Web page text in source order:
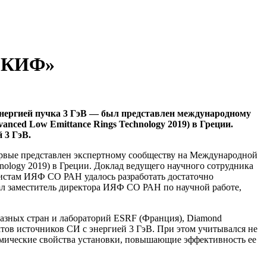
пучка 3 ГэВ — был представлен международному
Low Emittance Rings Technology 2019) в Греции.
3 ГэВ.
представлен экспертному сообществу на Международной
2019) в Греции. Доклад ведущего научного сотрудника
ИЯФ СО РАН удалось разработать достаточно
директора ИЯФ СО РАН по научной работе,
стран и лабораторий ESRF (Франция), Diamond
источников СИ с энергией 3 ГэВ. При этом учитывался не
свойства установки, повышающие эффективность ее